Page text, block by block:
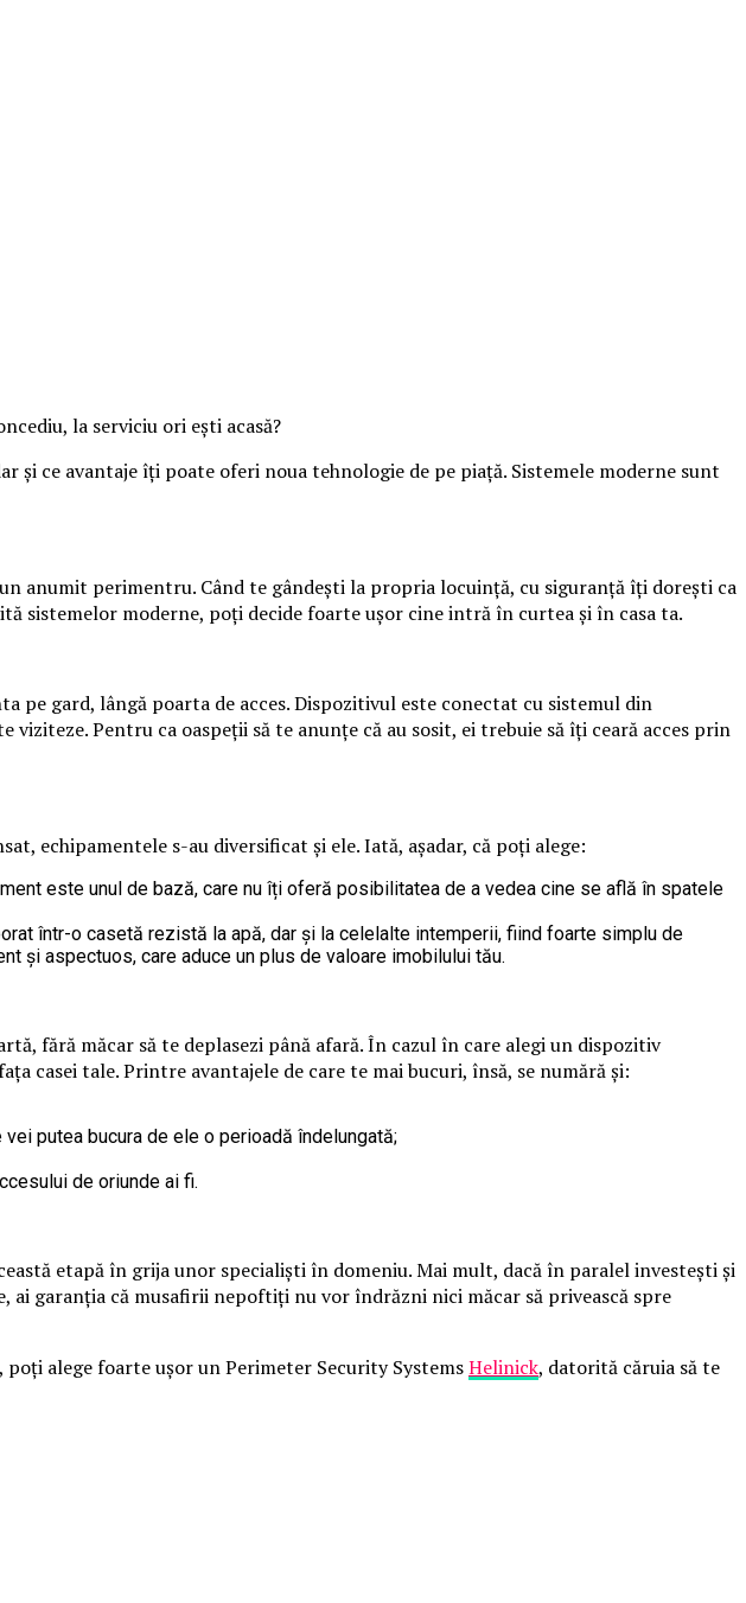
la serviciu ori ești acasă?
și ce avantaje îți poate oferi noua tehnologie de pe piață. Sistemele moderne sunt
anumit perimentru. Când te gândești la propria locuință, cu siguranță îți dorești ca
sistemelor moderne, poți decide foarte ușor cine intră în curtea și în casa ta.
pe gard, lângă poarta de acces. Dispozitivul este conectat cu sistemul din
Pentru ca oaspeții să te anunțe că au sosit, ei trebuie să îți ceară acces prin
echipamentele s-au diversificat și ele. Iată, așadar, că poți alege:
este unul de bază, care nu îți oferă posibilitatea de a vedea cine se află în spatele
într-o casetă rezistă la apă, dar și la celelalte intemperii, fiind foarte simplu de
și aspectuos, care aduce un plus de valoare imobilului tău.
fără măcar să te deplasezi până afară. În cazul în care alegi un dispozitiv
casei tale. Printre avantajele de care te mai bucuri, însă, se numără și:
putea bucura de ele o perioadă îndelungată;
de oriunde ai fi.
etapă în grija unor specialiști în domeniu. Mai mult, dacă în paralel investești și
garanția că musafirii nepoftiți nu vor îndrăzni nici măcar să privească spre
alege foarte ușor un Perimeter Security SystemsHelinick, datorită căruia să te